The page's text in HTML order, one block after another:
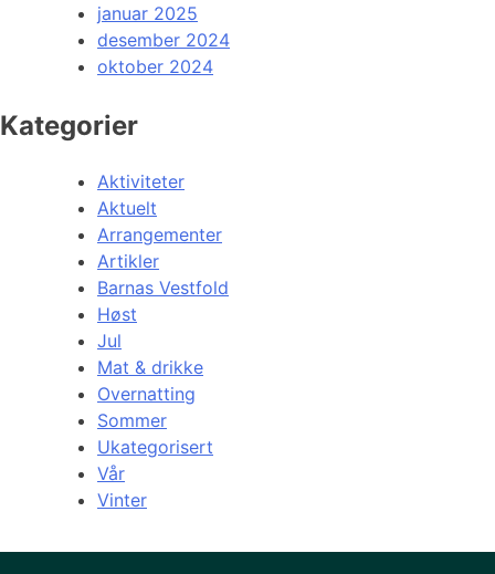
januar 2025
desember 2024
oktober 2024
Kategorier
Aktiviteter
Aktuelt
Arrangementer
Artikler
Barnas Vestfold
Høst
Jul
Mat & drikke
Overnatting
Sommer
Ukategorisert
Vår
Vinter